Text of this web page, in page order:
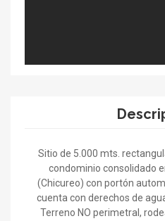
Sitio de 5.000 mts.
condominio consolidado
(Chicureo) con portón
cuenta con derechos de
Terreno NO perimetral,